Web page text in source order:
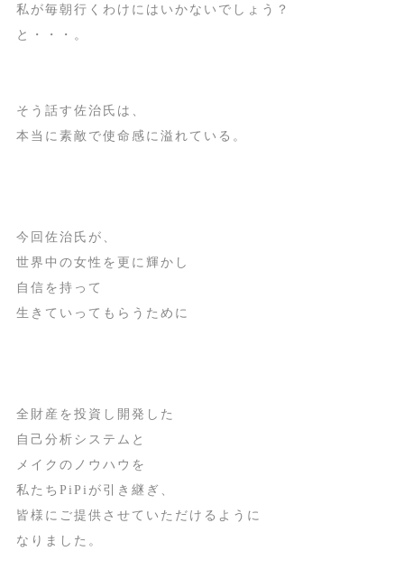
私が毎朝行くわけにはいかないでしょう？
と・・・。
そう話す佐治氏は、
本当に素敵で使命感に溢れている。
今回佐治氏が、
世界中の女性を更に輝かし
自信を持って
生きていってもらうために
全財産を投資し開発した
自己分析システムと
メイクのノウハウを
私たちPiPiが引き継ぎ、
皆様にご提供させていただけるように
なりました。